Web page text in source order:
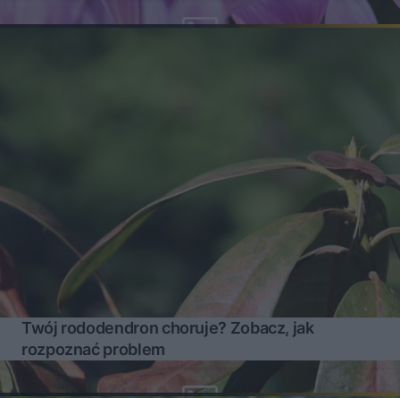
Twój rododendron choruje? Zobacz, jak
rozpoznać problem